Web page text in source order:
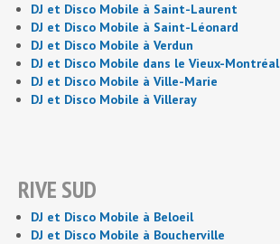
DJ et Disco Mobile à Saint-Laurent
DJ et Disco Mobile à Saint-Léonard
DJ et Disco Mobile à Verdun
DJ et Disco Mobile dans le Vieux-Montréal
DJ et Disco Mobile à Ville-Marie
DJ et Disco Mobile à Villeray
RIVE SUD
DJ et Disco Mobile à Beloeil
DJ et Disco Mobile à Boucherville